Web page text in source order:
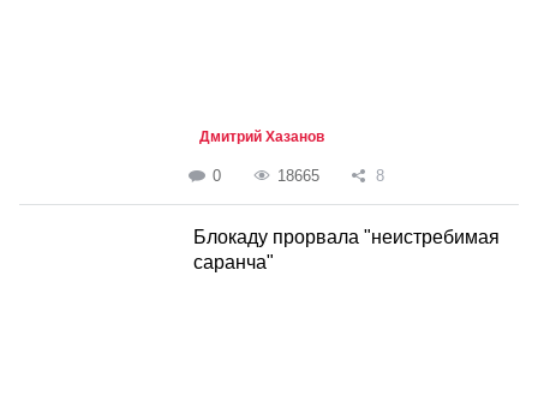
Дмитрий Хазанов
0 18665 8
Блокаду прорвала "неистребимая
саранча"